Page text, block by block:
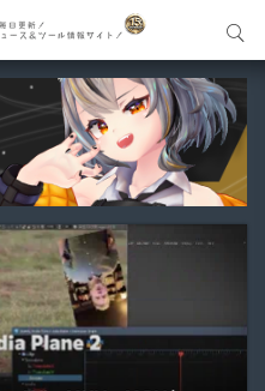
築出来るUnreal Engine
トライブラリやエディタ
ーツを組み合わせて作れ
サイト内検索